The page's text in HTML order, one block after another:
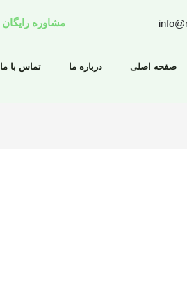
مشاوره رایگان
صفحه اصلی درباره ما تماس با ما